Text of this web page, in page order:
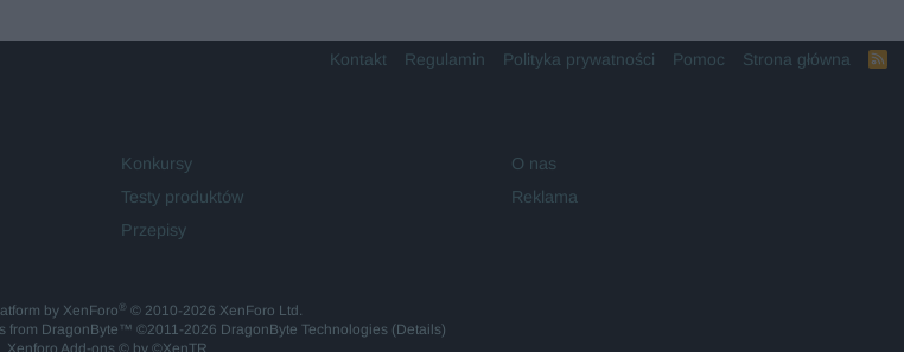
Kontakt Regulamin Polityka prywatności Pomoc Strona główna
R
Konkursy
Testy produktów
Przepisy
O nas
Reklama
by XenForo® © 2010-2026 XenForo Ltd.
from DragonByte™ ©2011-2026 DragonByte Technologies(Details)
Xenforo Add-ons© by ©XenTR